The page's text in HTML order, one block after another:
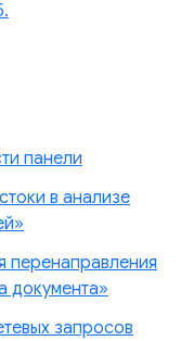
панели
в анализе
перенаправления
документа»
запросов